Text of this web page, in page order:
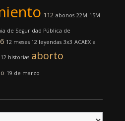
112 abonos 22M 15M
de Seguridad Pública de
12 meses 12 leyendas 3x3 ACAEX a
historias aborto
19 de marzo